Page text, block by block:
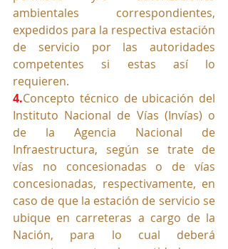
ambientales correspondientes,
expedidos para la respectiva estación
de servicio por las autoridades
competentes si estas así lo
requieren.
4.Concepto técnico de ubicación del
Instituto Nacional de Vías (Invías) o
de la Agencia Nacional de
Infraestructura, según se trate de
vías no concesionadas o de vías
concesionadas, respectivamente, en
caso de que la estación de servicio se
ubique en carreteras a cargo de la
Nación, para lo cual deberá